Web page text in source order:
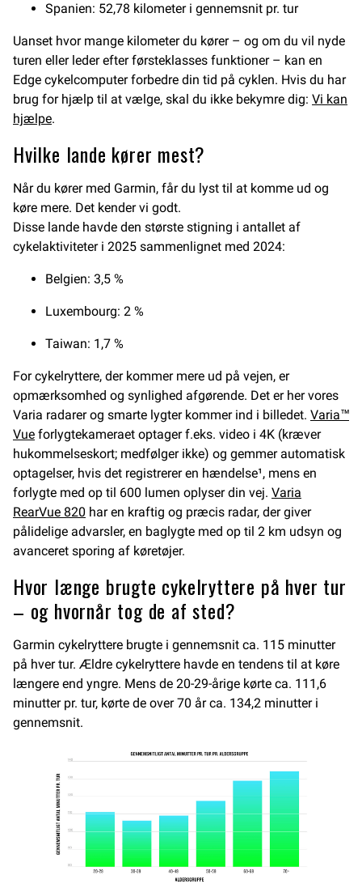
Spanien: 52,78 kilometer i gennemsnit pr. tur
Uanset hvor mange kilometer du kører – og om du vil nyde
turen eller leder efter førsteklasses funktioner – kan en
Edge cykelcomputer forbedre din tid på cyklen. Hvis du har
brug for hjælp til at vælge, skal du ikke bekymre dig: Vi kan
hjælpe.
Hvilke lande kører mest?
Når du kører med Garmin, får du lyst til at komme ud og
køre mere. Det kender vi godt.
Disse lande havde den største stigning i antallet af
cykelaktiviteter i 2025 sammenlignet med 2024:
Belgien: 3,5 %
Luxembourg: 2 %
Taiwan: 1,7 %
For cykelryttere, der kommer mere ud på vejen, er
opmærksomhed og synlighed afgørende. Det er her vores
Varia radarer og smarte lygter kommer ind i billedet. Varia™
Vue forlygtekameraet optager f.eks. video i 4K (kræver
hukommelseskort; medfølger ikke) og gemmer automatisk
optagelser, hvis det registrerer en hændelse¹, mens en
forlygte med op til 600 lumen oplyser din vej. Varia
RearVue 820 har en kraftig og præcis radar, der giver
pålidelige advarsler, en baglygte med op til 2 km udsyn og
avanceret sporing af køretøjer.
Hvor længe brugte cykelryttere på hver tur
– og hvornår tog de af sted?
Garmin cykelryttere brugte i gennemsnit ca. 115 minutter
på hver tur. Ældre cykelryttere havde en tendens til at køre
længere end yngre. Mens de 20-29-årige kørte ca. 111,6
minutter pr. tur, kørte de over 70 år ca. 134,2 minutter i
gennemsnit.